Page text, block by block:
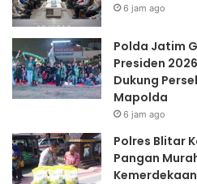
6 jam ago
Polda Jatim
Presiden
Dukung
Mapolda
6 jam ago
Polres Blitar
Pangan
Kemerdekaan